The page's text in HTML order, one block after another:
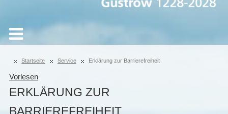
Startseite Service Erklärung zur Barrierefreiheit
Vorlesen
ERKLÄRUNG ZUR
BARRIEREFREIHEIT